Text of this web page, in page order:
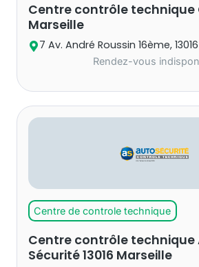
Centre contrôle technique
Marseille
7 Av. André Roussin 16ème,
Rendez-vous
Centre de controle technique
Centre contrôle technique
Sécurité 13016 Marseille